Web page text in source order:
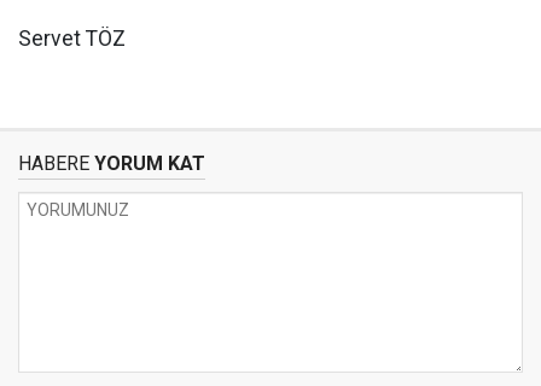
Servet TÖZ
HABERE YORUM KAT